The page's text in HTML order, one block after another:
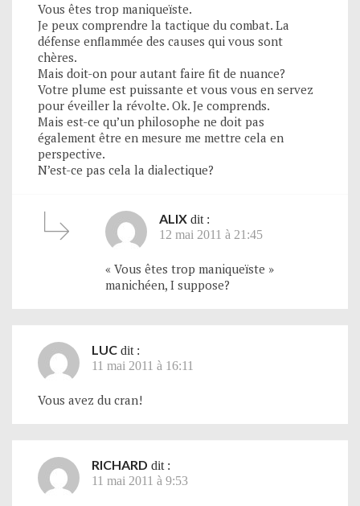
Vous êtes trop maniqueïste.
Je peux comprendre la tactique du combat. La
défense enflammée des causes qui vous sont
chères.
Mais doit-on pour autant faire fit de nuance?
Votre plume est puissante et vous vous en servez
pour éveiller la révolte. Ok. Je comprends.
Mais est-ce qu’un philosophe ne doit pas
également être en mesure me mettre cela en
perspective.
N’est-ce pas cela la dialectique?
ALIX dit :
12 mai 2011 à 21:45
« Vous êtes trop maniqueïste »
manichéen, I suppose?
LUC dit :
11 mai 2011 à 16:11
Vous avez du cran!
RICHARD dit :
11 mai 2011 à 9:53